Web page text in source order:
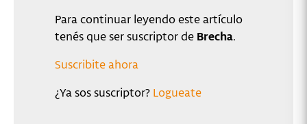
Para continuar leyendo este artículo
tenés que ser suscriptor de Brecha.
Suscribite ahora
¿Ya sos suscriptor? Logueate